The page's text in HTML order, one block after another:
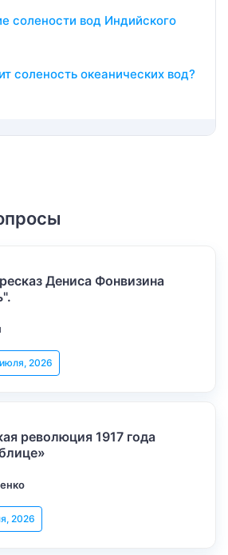
солености вод Индийского
соленость океанических вод?
Дениса Фонвизина
2026
революция 1917 года
2026